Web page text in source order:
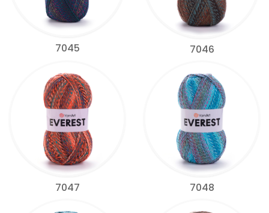
7045 7046
7047 7048